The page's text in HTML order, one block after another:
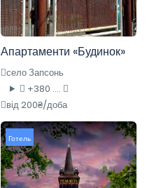
Апартаменти «Будинок»
село Запсонь
+380 ....
від 200₴/доба
Готель